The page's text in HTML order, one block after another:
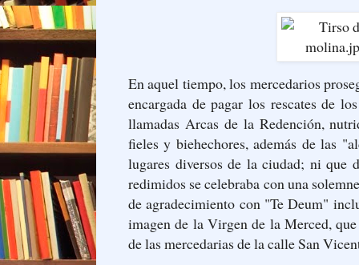
En aquel tiempo, los mercedarios
encargada de pagar los rescates de
llamadas Arcas de la Redención,
fieles y biehechores, además de las
lugares diversos de la ciudad; ni que
redimidos se celebraba con una
de agradecimiento con "Te Deum"
imagen de la Virgen de la Merced,
de las mercedarias de la calle San